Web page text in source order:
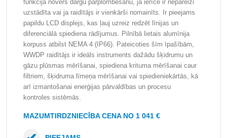
funkcija novērš dārgu pārplombēšanu, ja ierīce ir nepareizi
uzstādīta vai ja raidītājs ir vienkārši nomainīts. Ir pieejams
papildu LCD displejs, kas ļauj uzreiz redzēt līnijas un
diferenciālā spiediena rādījumus. Pilnībā lietais alumīnija
korpuss atbilst NEMA 4 (IP66). Pateicoties šīm īpašībām,
WWDP raidītājs ir ideāls instruments dažādu šķidrumu un
gāzu plūsmas mērīšanai, spiediena krituma mērīšanai caur
filtriem, šķidruma līmeņa mērīšanai vai spiedieniekārtās, kā
arī izmantošanai enerģijas pārvaldības un procesu
kontroles sistēmās.
MAZUMTIRDZNIECĪBA CENA NO 1 041 €